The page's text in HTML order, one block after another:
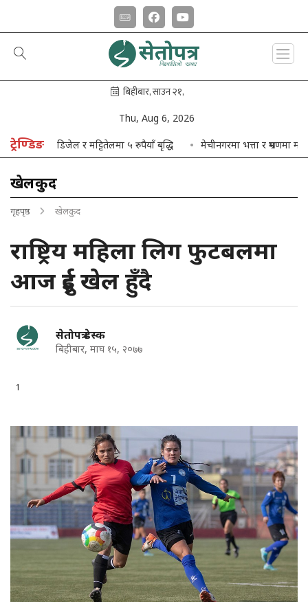
Thu, Aug 6, 2026
ट्रेण्डिङ
३ र डिजेल र मट्टितेलमा ५ रुपैयाँ बृद्धि मेचीनगरमा भत्ता र भ्रमणमा मात्रै ४
खेलकुद
गृहपृष्ठ खेलकुद
राष्ट्रिय महिला लिग फुटबलमा
आज दुई खेल हुँदै
सेतोपत्र डेस्क
बिहीबार, माघ १५, २०७७
1